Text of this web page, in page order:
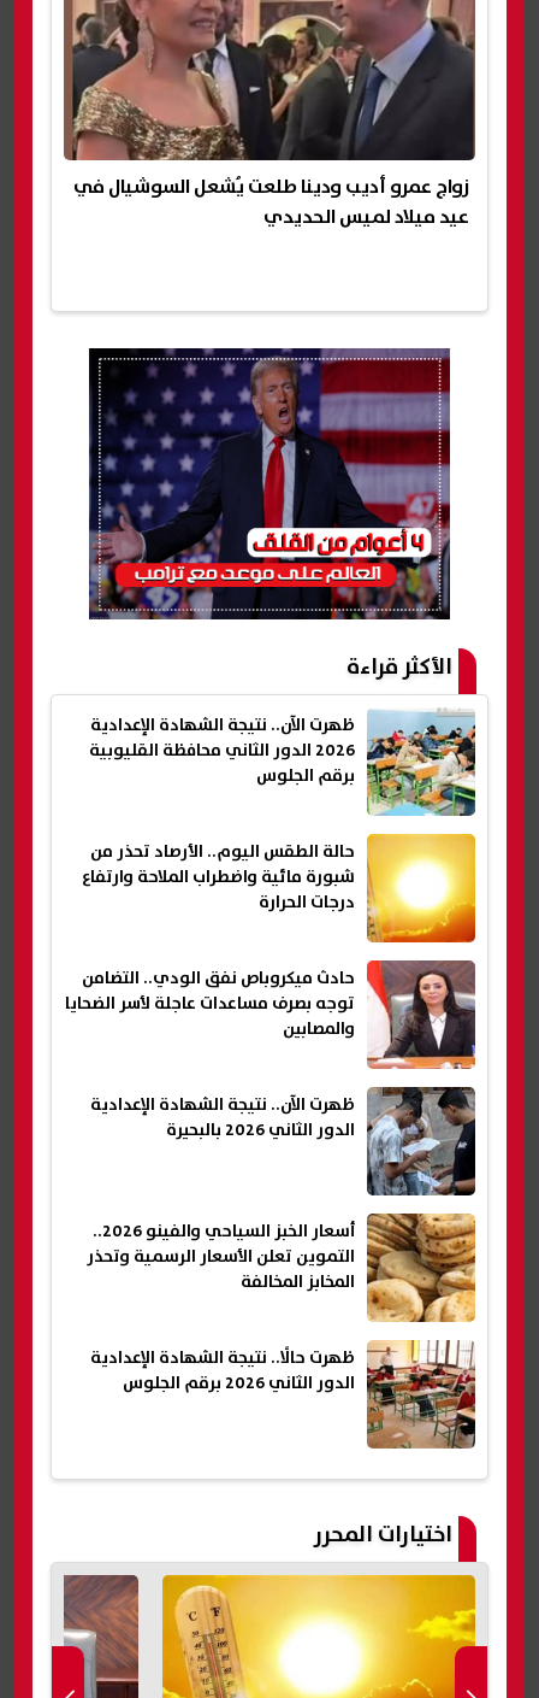
زواج عمرو أديب ودينا طلعت يُشعل السوشيال في
عيد ميلاد لميس الحديدي
الأكثر قراءة
ظهرت الآن.. نتيجة الشهادة الإعدادية
2026 الدور الثاني محافظة القليوبية
برقم الجلوس
حالة الطقس اليوم.. الأرصاد تحذر من
شبورة مائية واضطراب الملاحة وارتفاع
درجات الحرارة
حادث ميكروباص نفق الودي.. التضامن
توجه بصرف مساعدات عاجلة لأسر الضحايا
والمصابين
ظهرت الآن.. نتيجة الشهادة الإعدادية
الدور الثاني 2026 بالبحيرة
أسعار الخبز السياحي والفينو 2026..
التموين تعلن الأسعار الرسمية وتحذر
المخابز المخالفة
ظهرت حالًا.. نتيجة الشهادة الإعدادية
الدور الثاني 2026 برقم الجلوس
اختيارات المحرر